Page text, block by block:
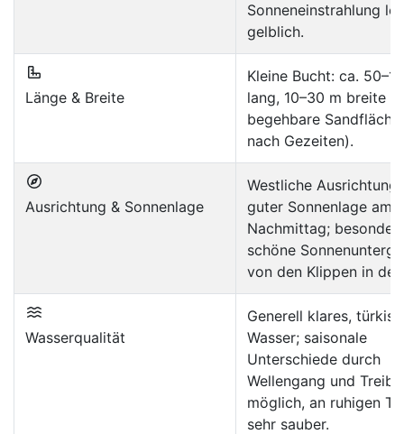
Sonneneinstrahlung
gelblich.
Länge & Breite
Kleine Bucht: ca.
lang, 10–30 m breite
begehbare
nach Gezeiten).
Ausrichtung & Sonnenlage
Westliche Ausrichtung
guter Sonnenlage am
Nachmittag;
schöne
von den Klippen in der
Wasserqualität
Generell klares,
Wasser; saisonale
Unterschiede durch
Wellengang und
möglich, an ruhigen
sehr sauber.